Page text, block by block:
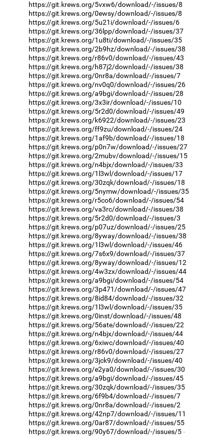
https://git.krews.org/5vxw6/download/-/issues/8
https://git.krews.org/0ewsy/download/-/issues/8
https://git.krews.org/5u21i/download/-/issues/6
https://git.krews.org/36lpp/download/-/issues/37
https://git.krews.org/1u8ti/download/-/issues/35
https://git.krews.org/2b9hz/download/-/issues/38
https://git.krews.org/r86v0/download/-/issues/43
https://git.krews.org/h87j2/download/-/issues/38
https://git.krews.org/0nr8a/download/-/issues/7
https://git.krews.org/nv0q0/download/-/issues/26
https://git.krews.org/a9bgi/download/-/issues/28
https://git.krews.org/3x3ir/download/-/issues/10
https://git.krews.org/5r2d0/download/-/issues/49
https://git.krews.org/k6922/download/-/issues/23
https://git.krews.org/ff9zu/download/-/issues/24
https://git.krews.org/1af9b/download/-/issues/18
https://git.krews.org/p0n7w/download/-/issues/27
https://git.krews.org/2mubv/download/-/issues/15
https://git.krews.org/n4bjx/download/-/issues/33
https://git.krews.org/1l3wl/download/-/issues/17
https://git.krews.org/30zqk/download/-/issues/18
https://git.krews.org/5nymw/download/-/issues/35
https://git.krews.org/r5co6/download/-/issues/54
https://git.krews.org/va3rc/download/-/issues/38
https://git.krews.org/5r2d0/download/-/issues/3
https://git.krews.org/p07uz/download/-/issues/25
https://git.krews.org/8yway/download/-/issues/38
https://git.krews.org/1l3wl/download/-/issues/46
https://git.krews.org/7s6x9/download/-/issues/37
https://git.krews.org/8yway/download/-/issues/12
https://git.krews.org/4w3zx/download/-/issues/44
https://git.krews.org/a9bgi/download/-/issues/54
https://git.krews.org/3p471/download/-/issues/47
https://git.krews.org/8id84/download/-/issues/32
https://git.krews.org/1l3wl/download/-/issues/35
https://git.krews.org/0inst/download/-/issues/48
https://git.krews.org/56ate/download/-/issues/22
https://git.krews.org/n4bjx/download/-/issues/44
https://git.krews.org/6xiwc/download/-/issues/40
https://git.krews.org/r86v0/download/-/issues/27
https://git.krews.org/3jck9/download/-/issues/40
https://git.krews.org/e2ya0/download/-/issues/30
https://git.krews.org/a9bgi/download/-/issues/45
https://git.krews.org/30zqk/download/-/issues/35
https://git.krews.org/6f9b4/download/-/issues/7
https://git.krews.org/0nr8a/download/-/issues/2
https://git.krews.org/42np7/download/-/issues/11
https://git.krews.org/0ar87/download/-/issues/55
https://git.krews.org/90y67/download/-/issues/5